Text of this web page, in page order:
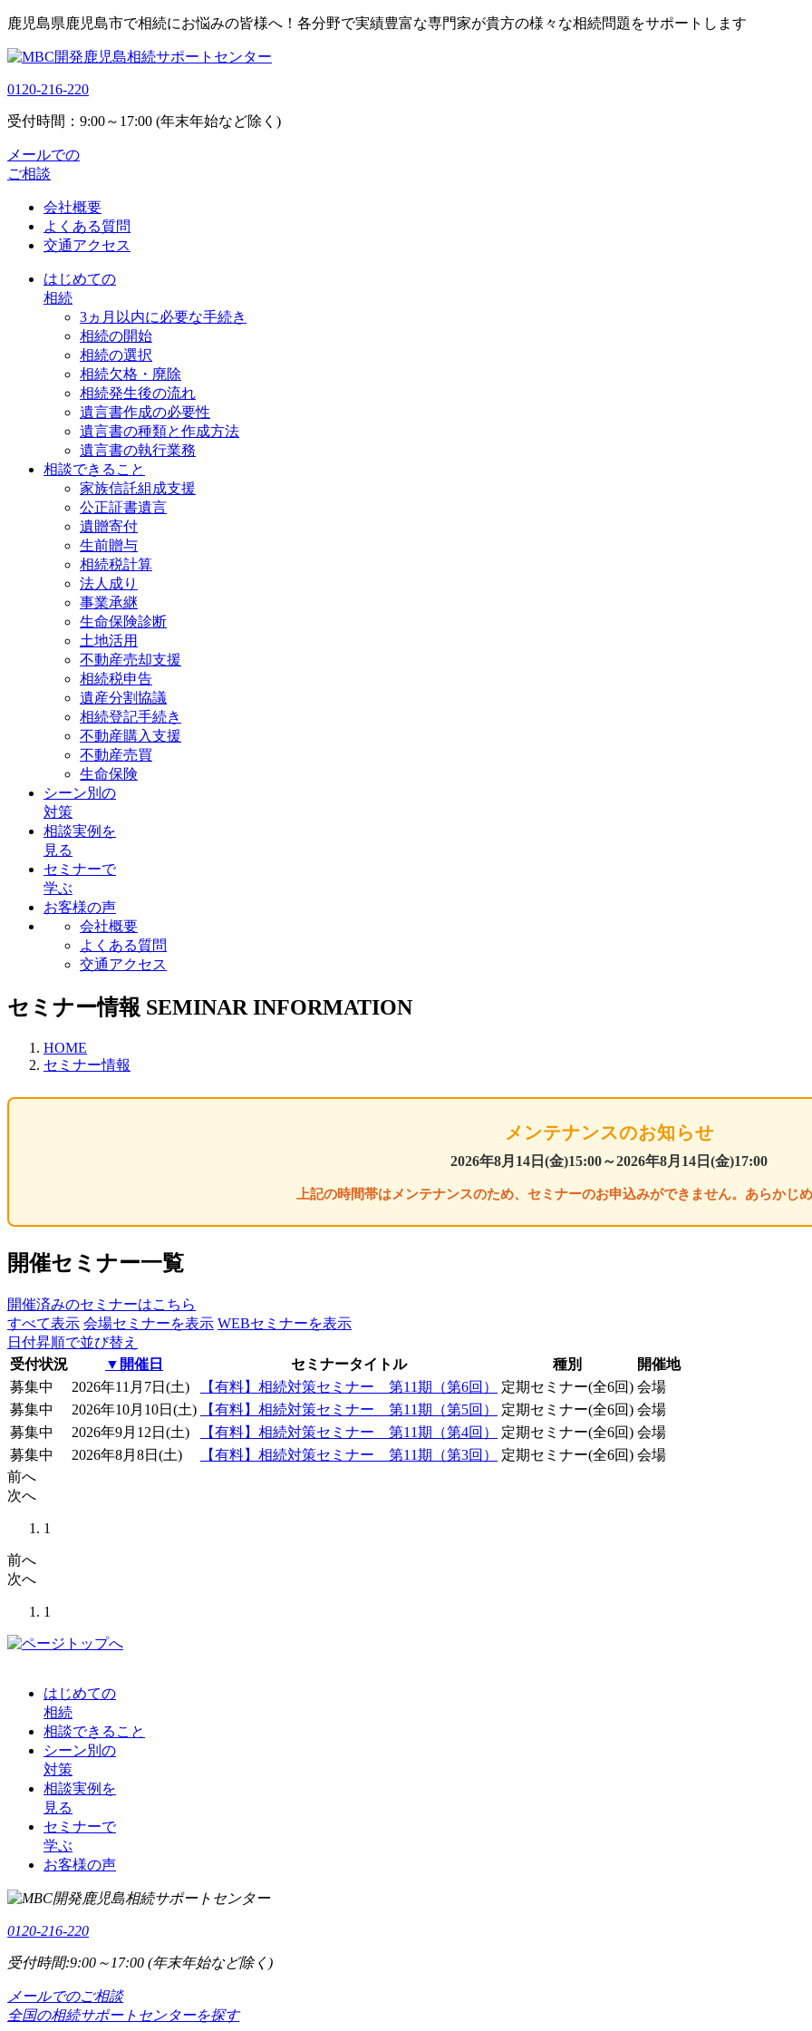
鹿児島県鹿児島市で相続にお悩みの皆様へ！各分野で実績豊富な専門家が貴方の様々な相続問題をサポートします
0120-216-220
受付時間：9:00～17:00 (年末年始など除く)
メールでの
ご相談
会社概要
よくある質問
交通アクセス
はじめての
相続
3ヵ月以内に必要な手続き
相続の開始
相続の選択
相続欠格・廃除
相続発生後の流れ
遺言書作成の必要性
遺言書の種類と作成方法
遺言書の執行業務
相談できること
家族信託組成支援
公正証書遺言
遺贈寄付
生前贈与
相続税計算
法人成り
事業承継
生命保険診断
土地活用
不動産売却支援
相続税申告
遺産分割協議
相続登記手続き
不動産購入支援
不動産売買
生命保険
シーン別の
対策
相談実例を
見る
セミナーで
学ぶ
お客様の声
会社概要
よくある質問
交通アクセス
セミナー情報 SEMINAR INFORMATION
HOME
セミナー情報
メンテナンスのお知らせ
2026年8月14日(金)15:00～2026年8月14日(金)17:00
上記の時間帯はメンテナンスのため、セミナーのお申込みができません。あらかじ
開催セミナー一覧
開催済みのセミナーはこちら
すべて表示 会場セミナーを表示 WEBセミナーを表示
日付昇順で並び替え
受付状況
▼開催日 セミナータイトル 種別
開催地
募集中
2026年11月7日(土) 【有料】相続対策セミナー 第11期（第6回） 定期セミナー(全6回) 会場
募集中
2026年10月10日(土) 【有料】相続対策セミナー 第11期（第5回） 定期セミナー(全6回) 会場
募集中
2026年9月12日(土) 【有料】相続対策セミナー 第11期（第4回） 定期セミナー(全6回) 会場
募集中
2026年8月8日(土) 【有料】相続対策セミナー 第11期（第3回） 定期セミナー(全6回) 会場
前へ
次へ
1
前へ
次へ
1
はじめての
相続
相談できること
シーン別の
対策
相談実例を
見る
セミナーで
学ぶ
お客様の声
0120-216-220
受付時間:9:00～17:00 (年末年始など除く)
メールでのご相談
全国の相続サポートセンターを探す